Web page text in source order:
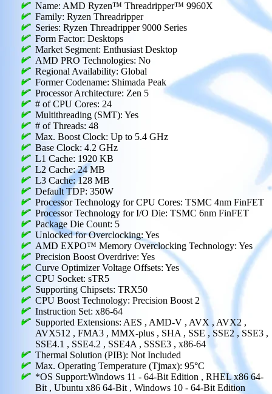
Name: AMD Ryzen™ Threadripper™ 9960X
Family: Ryzen Threadripper
Series: Ryzen Threadripper 9000 Series
Form Factor: Desktops
Market Segment: Enthusiast Desktop
AMD PRO Technologies: No
Regional Availability: Global
Former Codename: Shimada Peak
Processor Architecture: Zen 5
# of CPU Cores: 24
Multithreading (SMT): Yes
# of Threads: 48
Max. Boost Clock: Up to 5.4 GHz
Base Clock: 4.2 GHz
L1 Cache: 1920 KB
L2 Cache: 24 MB
L3 Cache: 128 MB
Default TDP: 350W
Processor Technology for CPU Cores: TSMC 4nm FinFET
Processor Technology for I/O Die: TSMC 6nm FinFET
Package Die Count: 5
Unlocked for Overclocking: Yes
AMD EXPO™ Memory Overclocking Technology: Yes
Precision Boost Overdrive: Yes
Curve Optimizer Voltage Offsets: Yes
CPU Socket: sTR5
Supporting Chipsets: TRX50
CPU Boost Technology: Precision Boost 2
Instruction Set: x86-64
Supported Extensions: AES , AMD-V , AVX , AVX2 ,
AVX512 , FMA3 , MMX-plus , SHA , SSE , SSE2 , SSE3 ,
SSE4.1 , SSE4.2 , SSE4A , SSSE3 , x86-64
Thermal Solution (PIB): Not Included
Max. Operating Temperature (Tjmax): 95°C
*OS Support:Windows 11 - 64-Bit Edition , RHEL x86 64-
Bit , Ubuntu x86 64-Bit , Windows 10 - 64-Bit Edition